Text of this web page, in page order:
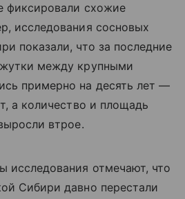
фиксировали схожие
исследования сосновых
показали, что за последние
между крупными
примерно на десять лет —
а количество и площадь
втрое.
исследования отмечают, что
Сибири давно перестали